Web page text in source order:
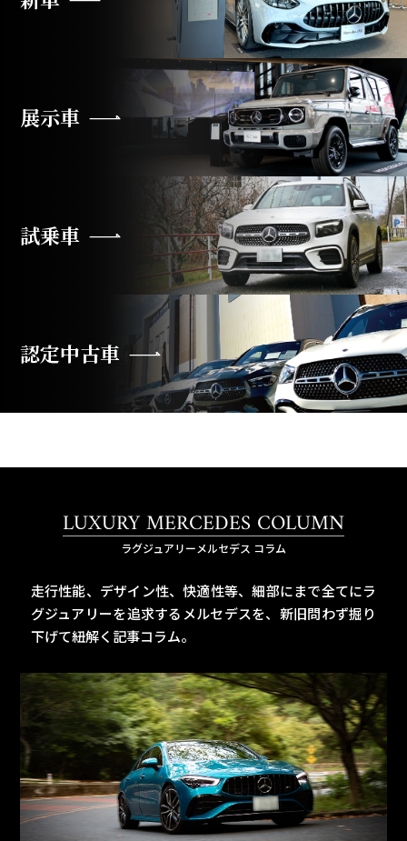
展示車
試乗車
認定中古車
LUXURY MERCEDES COLUMN
ラグジュアリーメルセデス コラム
走行性能、デザイン性、快適性等、細部にまで全てにラ
グジュアリーを追求するメルセデスを、 新旧問わず掘り
下げて紐解く記事コラム。